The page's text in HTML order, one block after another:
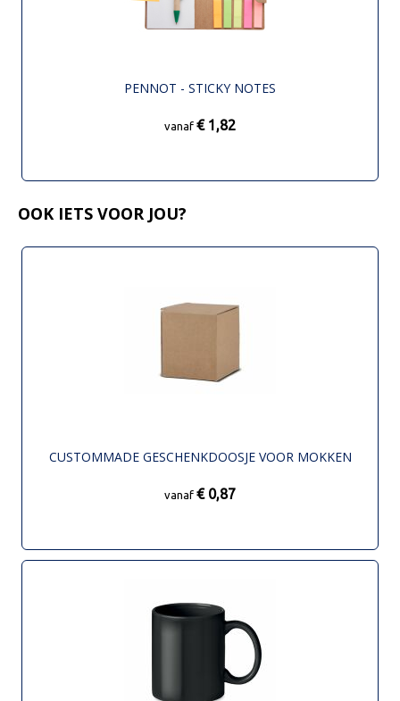
PENNOT - STICKY NOTES
vanaf € 1,82
OOK IETS VOOR JOU?
CUSTOMMADE GESCHENKDOOSJE VOOR MOKKEN
vanaf € 0,87